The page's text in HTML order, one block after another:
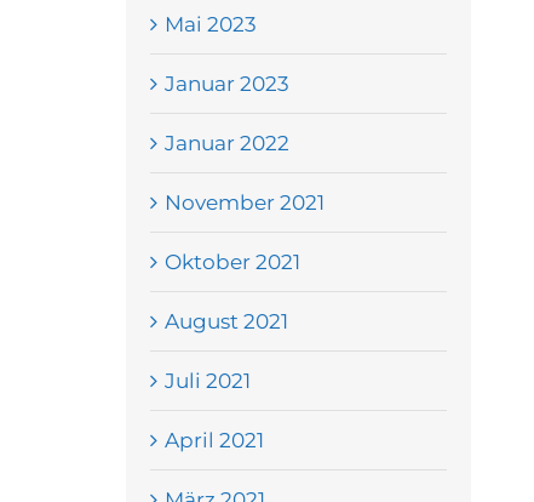
Mai 2023
Januar 2023
Januar 2022
November 2021
Oktober 2021
August 2021
Juli 2021
April 2021